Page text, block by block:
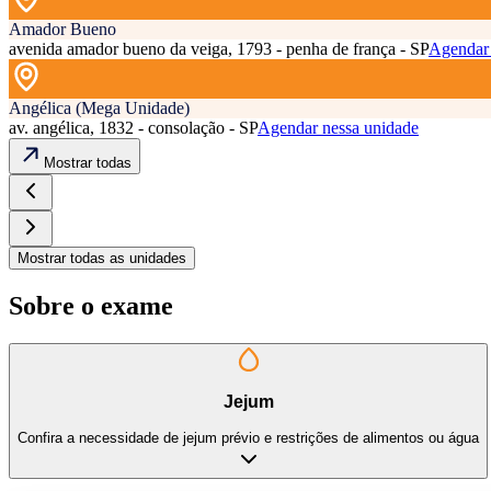
Amador Bueno
avenida amador bueno da veiga, 1793 - penha de frança - SPAgendar
Angélica (Mega Unidade)
av. angélica, 1832 - consolação - SPAgendar nessa unidade
Mostrar todas
Mostrar todas as unidades
Sobre o exame
Jejum
Confira a necessidade de jejum prévio e restrições de alimentos ou água